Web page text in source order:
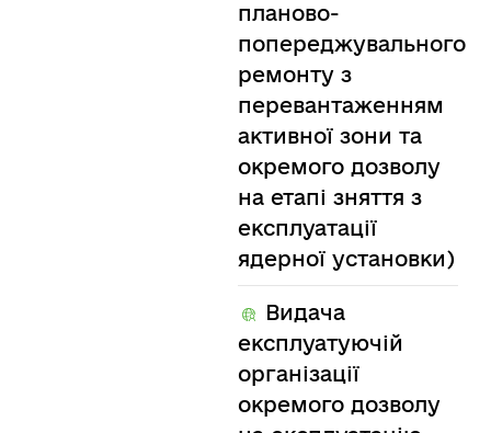
планово-
попереджувального
ремонту з
перевантаженням
активної зони та
окремого дозволу
на етапі зняття з
експлуатації
ядерної установки)
Видача
експлуатуючій
організації
окремого дозволу